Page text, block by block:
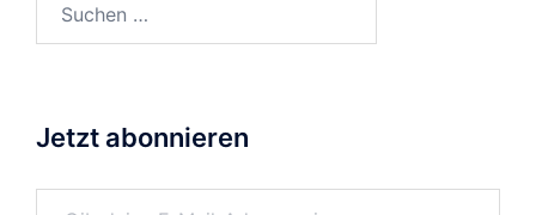
Jetzt abonnieren
Gib deine E-Mail-Adresse ein ...